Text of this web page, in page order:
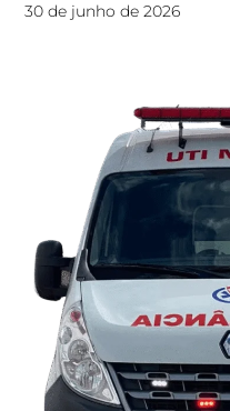
30 de junho de 2026